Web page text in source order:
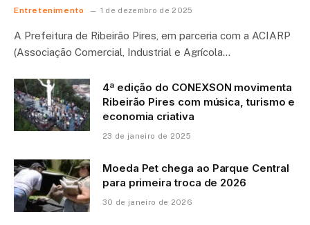
Entretenimento 1 de dezembro de 2025
A Prefeitura de Ribeirão Pires, em parceria com a ACIARP
(Associação Comercial, Industrial e Agrícola…
4ª edição do CONEXSON movimenta
Ribeirão Pires com música, turismo e
economia criativa
23 de janeiro de 2025
Moeda Pet chega ao Parque Central
para primeira troca de 2026
30 de janeiro de 2026